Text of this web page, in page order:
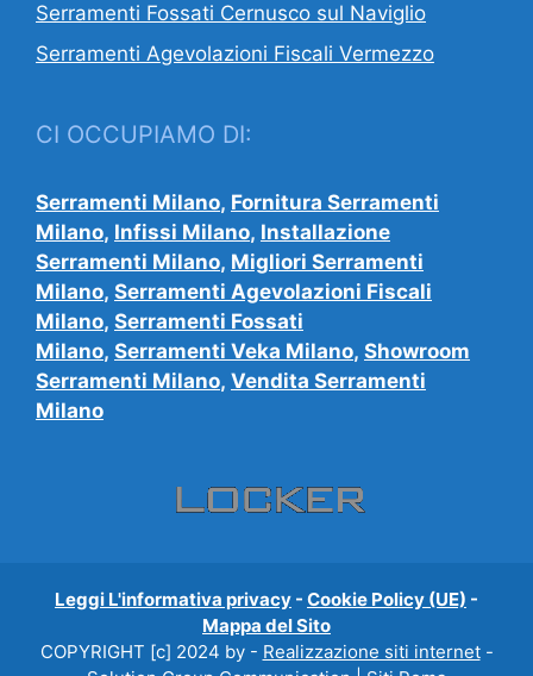
Serramenti Fossati Cernusco sul Naviglio
Serramenti Agevolazioni Fiscali Vermezzo
CI OCCUPIAMO DI:
Serramenti Milano, Fornitura Serramenti
Milano, Infissi Milano, Installazione
Serramenti Milano, Migliori Serramenti
Milano, Serramenti Agevolazioni Fiscali
Milano, Serramenti Fossati
Milano, Serramenti Veka Milano, Showroom
Serramenti Milano, Vendita Serramenti
Milano
Leggi L'informativa privacy - Cookie Policy (UE) -
Mappa del Sito
COPYRIGHT [c] 2024 by - Realizzazione siti internet-